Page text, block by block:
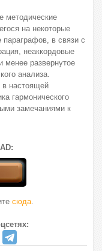
методические
на некоторые
в связи с
неаккордовые
менее развернутое
анализа.
в настоящей
гармонического
замечаниями к
сюда.